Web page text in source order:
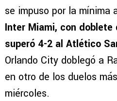
se impuso por la mínima
Inter Miami, con doblete
superó 4-2 al Atlético
Orlando City doblegó a
en otro de los duelos
miércoles.